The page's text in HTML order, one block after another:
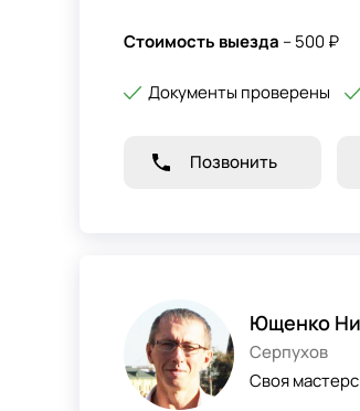
Стоимость выезда – 500 ₽
Документы проверены
Позвонить
Ющенко
Серпухов
Своя